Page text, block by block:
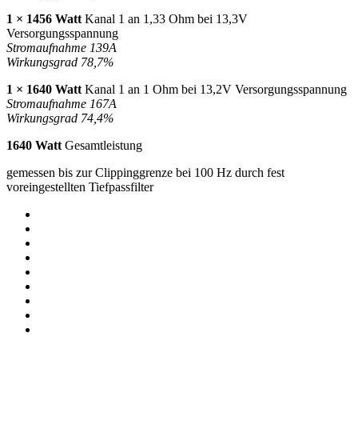
1 × 1456 Watt Kanal 1 an 1,33 Ohm bei 13,3V
Versorgungsspannung
Stromaufnahme 139A
Wirkungsgrad 78,7%
1 × 1640 Watt Kanal 1 an 1 Ohm bei 13,2V Versorgungsspannung
Stromaufnahme 167A
Wirkungsgrad 74,4%
1640 Watt Gesamtleistung
gemessen bis zur Clippinggrenze bei 100 Hz durch fest
voreingestellten Tiefpassfilter